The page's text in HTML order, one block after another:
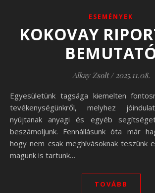
ESEMÉNYEK
KOKOVAY
Alkay Zsolt / 2025.11.08.
Egyesületünk tagsága kiemelten fontosnak tartja, hogy
tevékenységünkről, melyhez
nyújtanak anyagi és egyéb
beszámoljunk. Fennállásunk óta már
hogy nem csak meghívásoknak teszünk
magunk is tartunk…
TOVÁBB